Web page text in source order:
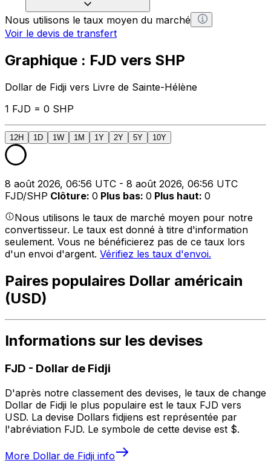
Nous utilisons le taux moyen du marché
Voir le devis de transfert
Graphique : FJD vers SHP
Dollar de Fidji vers Livre de Sainte-Hélène
1 FJD = 0 SHP
12H 1D 1W 1M 1Y 2Y 5Y 10Y
8 août 2026, 06:56 UTC - 8 août 2026, 06:56 UTC
FJD/SHP Clôture: 0 Plus bas: 0 Plus haut: 0
Nous utilisons le taux de marché moyen pour notre
convertisseur. Le taux est donné à titre d'information
seulement. Vous ne bénéficierez pas de ce taux lors
d'un envoi d'argent. Vérifiez les taux d'envoi.
Paires populaires Dollar américain
(USD)
Informations sur les devises
FJD - Dollar de Fidji
D'après notre classement des devises, le taux de change
Dollar de Fidji le plus populaire est le taux FJD vers
USD. La devise Dollars fidjiens est représentée par
l'abréviation FJD. Le symbole de cette devise est $.
More Dollar de Fidji info